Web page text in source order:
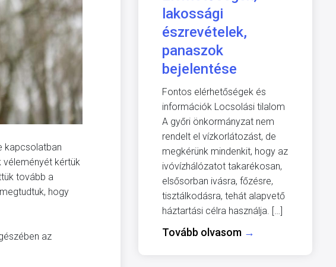
kapcsolatban
kértük
tovább a
hogy
az
lakossági
észrevételek,
panaszok
bejelentése
Fontos elérhetőségek és
információk Locsolási tilalom
A győri önkormányzat nem
rendelt el vízkorlátozást, de
megkérünk mindenkit, hogy az
ivóvízhálózatot takarékosan,
elsősorban ivásra, főzésre,
tisztálkodásra, tehát alapvető
háztartási célra használja. […]
Tovább olvasom →